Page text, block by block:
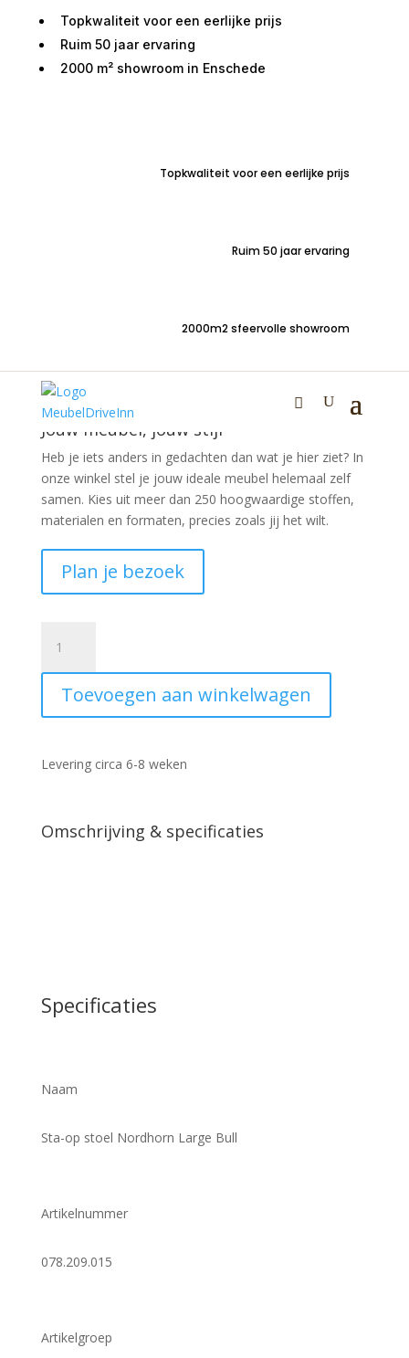
Topkwaliteit voor een eerlijke prijs
Ruim 50 jaar ervaring
2000 m² showroom in Enschede
Topkwaliteit voor een eerlijke prijs
Ruim 50 jaar ervaring
2000m2 sfeervolle showroom
microleder Bull | Draaibaar | Large | Maatwerk |
Jouw meubel, jouw stijl
Heb je iets anders in gedachten dan wat je hier ziet? In
onze winkel stel je jouw ideale meubel helemaal zelf
samen. Kies uit meer dan 250 hoogwaardige stoffen,
materialen en formaten, precies zoals jij het wilt.
Plan je bezoek
stoel
Nordhorn
Large
aantal
Toevoegen aan winkelwagen
Levering circa 6-8 weken
Omschrijving & specificaties
Specificaties
Naam
Sta-op stoel Nordhorn Large Bull
Artikelnummer
078.209.015
Artikelgroep